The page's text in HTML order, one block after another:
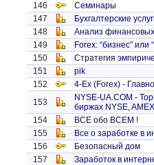
146
Семинары
147
Бухгалтерские
148
Анализ
149
Forex: “бизнес” или
150
Стратегия
151
pik
152
4-Ex (Forex) -
153
NYSE-UA.COM -
биржах NYSE,
154
ВСЕ обо ВСЕМ !
155
Все о заработке в
156
Безопасный дом
157
Заработок в